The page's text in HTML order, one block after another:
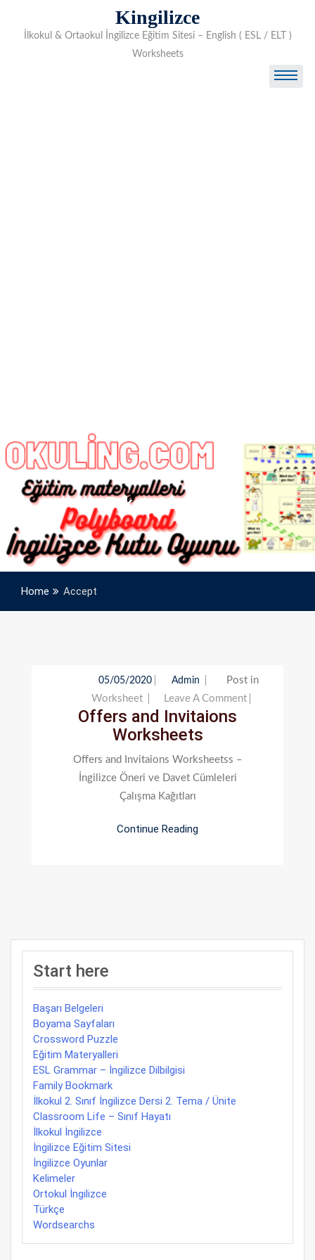
content
Kingilizce
İlkokul & Ortaokul İngilizce Eğitim Sitesi – English ( ESL / ELT )
Worksheets
Etiket:Accept
Home Accept
05/05/2020 Admin
Post in
Worksheet
Leave A Comment
Offers and Invitaions
Worksheets
Offers and Invitaions Worksheetss –
İngilizce Öneri ve Davet Cümleleri
Çalışma Kağıtları
Continue Reading
Start here
Başarı Belgeleri
Boyama Sayfaları
Crossword Puzzle
Eğitim Materyalleri
ESL Grammar – İngilizce Dilbilgisi
Family Bookmark
İlkokul 2. Sınıf İngilizce Dersi 2. Tema / Ünite
Classroom Life – Sınıf Hayatı
İlkokul İngilizce
İngilizce Eğitim Sitesi
İngilizce Oyunlar
Kelimeler
Ortokul İngilizce
Türkçe
Wordsearchs